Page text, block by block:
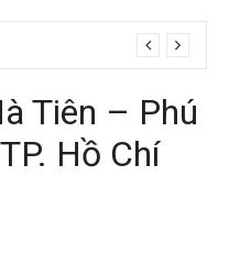
Tiên – Phú
Hồ Chí